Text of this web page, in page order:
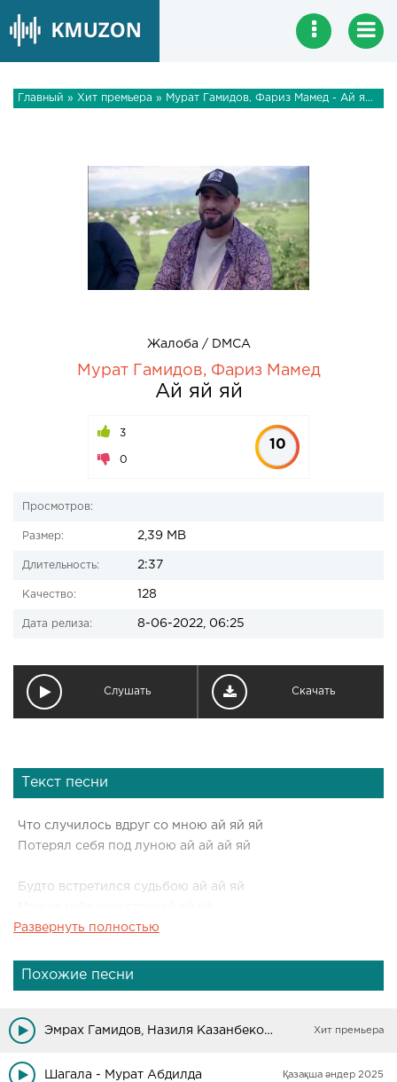
Главный » Хит премьера » Мурат Гамидов, Фариз Мамед - Ай яй яй
Жалоба / DMCA
Мурат Гамидов, Фариз Мамед
Ай яй яй
3
0
10
Просмотров:
Размер: 2,39 MB
Длительность: 2:37
Качество: 128
Дата релиза: 8-06-2022, 06:25
Слушать Скачать
Текст песни
Что случилось вдруг со мною ай яй яй
Потерял себя под луною ай ай ай яй
Будто встретился судьбою ай ай яй
Позову вас та нет со мною ай ай яй
Развернуть полностью
Похожие песни
Эмрах Гамидов, Назиля Казанбекова - Люби меня Хит премьера
Шагала - Мурат Абдилда Қазақша әндер 2025